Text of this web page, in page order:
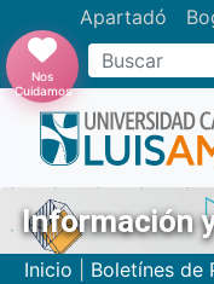
Apartadó
Buscar
Nos
Cuidamos
Información
Inicio Boletínes de